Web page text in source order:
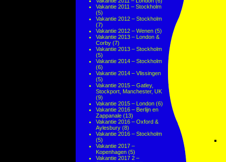
Vakantie 2011 – Stockholm
(5)
Vakantie 2012 – Stockholm
(7)
Vakantie 2012 – Wenen (5)
Vakantie 2013 – London &
Corby (7)
Vakantie 2013 – Stockholm
(5)
Vakantie 2014 – Stockholm
(6)
Vakantie 2014 – Vlissingen
(5)
Vakantie 2015 – Gatley,
Stockport, Manchester, UK
(9)
Vakantie 2015 – London (6)
Vakantie 2016 – Berlijn en
Zappanale (13)
Vakantie 2016 – Oxford &
Aylesbury (8)
Vakantie 2016 – Stockholm
(5)
Vakantie 2017 –
Kopenhagen (5)
Vakantie 2017 2 –